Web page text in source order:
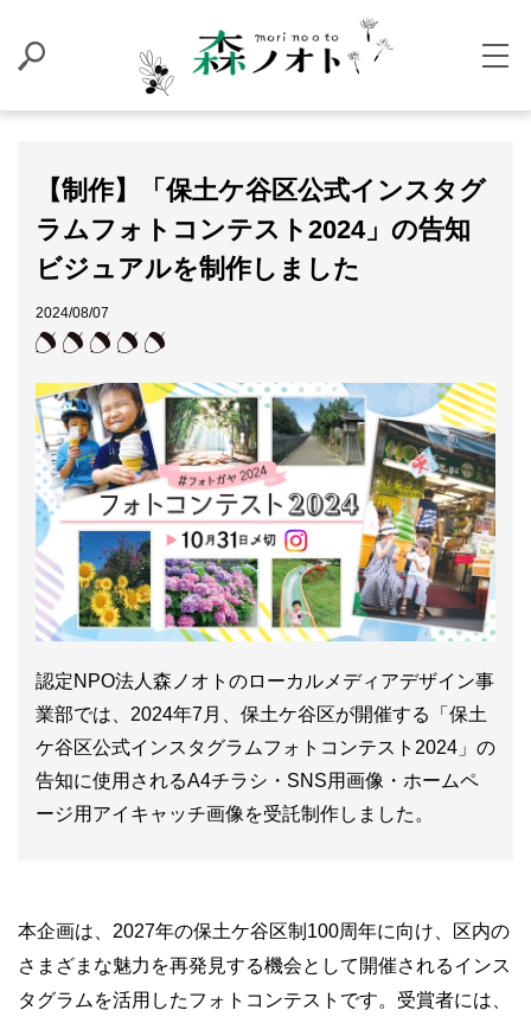
【制作】「保土ケ谷区公式インスタグ
ラムフォトコンテスト2024」の告知
ビジュアルを制作しました
2024/08/07
認定NPO法人森ノオトのローカルメディアデザイン事
業部では、2024年7月、保土ケ谷区が開催する「保土
ケ谷区公式インスタグラムフォトコンテスト2024」の
告知に使用されるA4チラシ・SNS用画像・ホームペ
ージ用アイキャッチ画像を受託制作しました。
本企画は、2027年の保土ケ谷区制100周年に向け、区内の
さまざまな魅力を再発見する機会として開催されるインス
タグラムを活用したフォトコンテストです。受賞者には、